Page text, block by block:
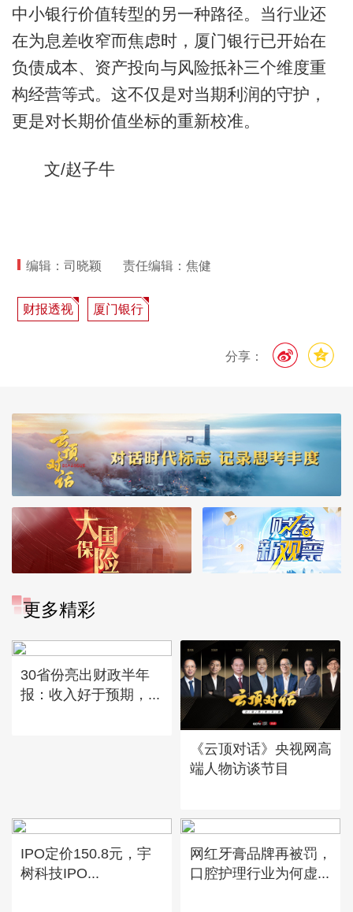
中小银行价值转型的另一种路径。当行业还
在为息差收窄而焦虑时，厦门银行已开始在
负债成本、资产投向与风险抵补三个维度重
构经营等式。这不仅是对当期利润的守护，
更是对长期价值坐标的重新校准。
文/赵子牛
编辑：司晓颖 责任编辑：焦健
财报透视 厦门银行
分享：
更多精彩
30省份亮出财政半年
报：收入好于预期，...
《云顶对话》央视网高
端人物访谈节目
IPO定价150.8元，宇
树科技IPO...
网红牙膏品牌再被罚，
口腔护理行业为何虚...